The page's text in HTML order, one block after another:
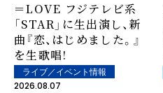
＝LOVE フジテレビ系
「STAR」に生出演し、新
曲『恋、はじめました。』
を生歌唱!
ライブ／イベント情報
2026.08.07